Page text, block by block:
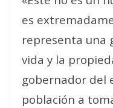
es
representa una
vida y la
gobernador del
población a